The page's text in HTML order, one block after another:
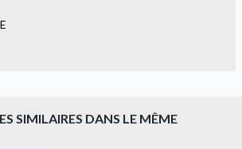
SIMILAIRES DANS LE MÊME